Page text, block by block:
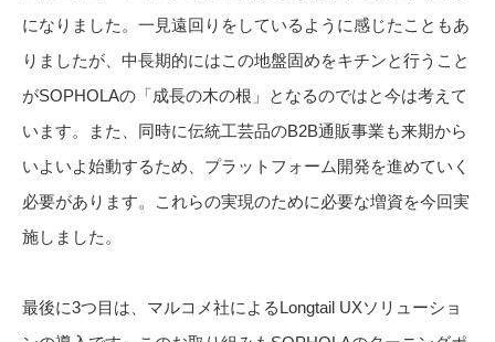
になりました。一見遠回りをしているように感じたこともあ
りましたが、中長期的にはこの地盤固めをキチンと行うこと
がSOPHOLAの「成長の木の根」となるのではと今は考えて
います。また、同時に伝統工芸品のB2B通販事業も来期から
いよいよ始動するため、プラットフォーム開発を進めていく
必要があります。これらの実現のために必要な増資を今回実
施しました。
最後に3つ目は、マルコメ社によるLongtail UXソリューショ